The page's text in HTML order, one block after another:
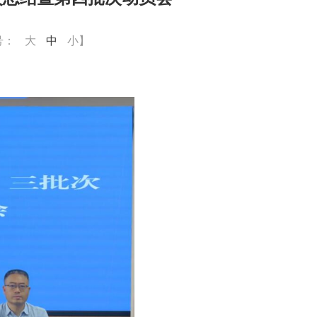
大 中 小】